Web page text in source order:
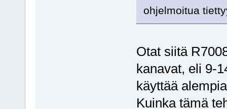
ohjelmoitua
Otat siitä
kanavat, eli 9-
käyttää
Kuinka tämä